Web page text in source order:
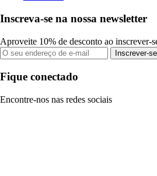
Inscreva-se na nossa newsletter
Aproveite 10% de desconto ao inscrever-
Inscrever-se
Fique conectado
Encontre-nos nas redes sociais